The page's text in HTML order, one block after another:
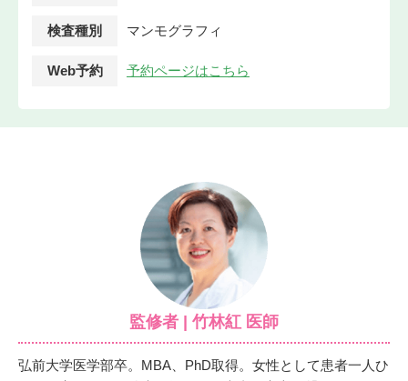
検査種別 マンモグラフィ
Web予約 予約ページはこちら
監修者 | 竹林紅 医師
弘前大学医学部卒。MBA、PhD取得。女性として患者一人ひ